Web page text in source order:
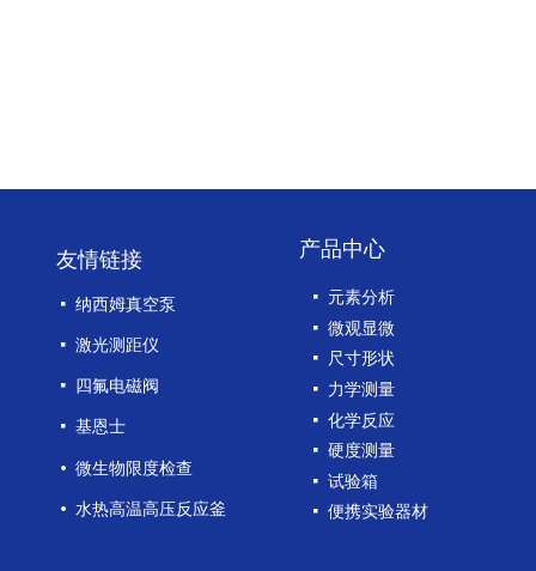
友情链接
넷 元素分析
넷 微观显微
넷 尺寸形状
넷 力学测量
넷 化学反应
넷 硬度测量
넷 试验箱
넷 便携实验器材
产品中心
넷 纳西姆真空泵
넷 激光测距仪
넷 四氟电磁阀
넷 基恩士
넸 微生物限度检查
넸 水热高温高压反应釜